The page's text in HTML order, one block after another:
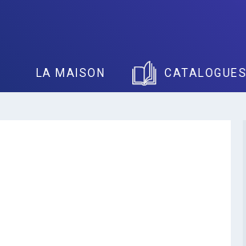
LA MAISON CATALOGUES